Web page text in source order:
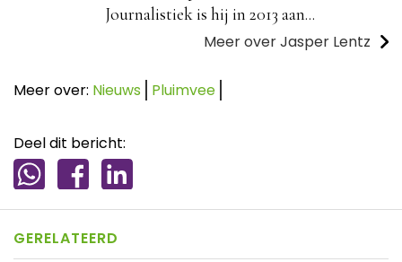
Journalistiek is hij in 2013 aan...
Meer over Jasper Lentz
Meer over: Nieuws Pluimvee
Deel dit bericht:
GERELATEERD